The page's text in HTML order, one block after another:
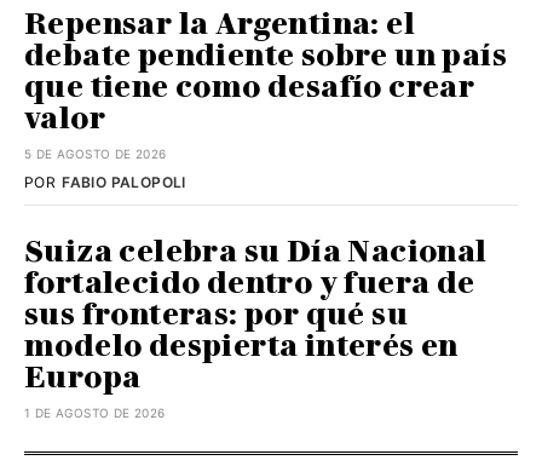
Repensar la Argentina: el
debate pendiente sobre un país
que tiene como desafío crear
valor
5 DE AGOSTO DE 2026
FABIO PALOPOLI
POR
Suiza celebra su Día Nacional
fortalecido dentro y fuera de
sus fronteras: por qué su
modelo despierta interés en
Europa
1 DE AGOSTO DE 2026